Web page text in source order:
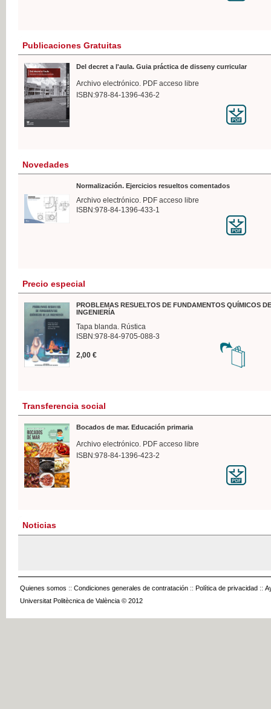
Publicaciones Gratuitas
Del decret a l'aula. Guia práctica de disseny curricular
Archivo electrónico. PDF acceso libre
ISBN:978-84-1396-436-2
Novedades
Normalización. Ejercicios resueltos comentados
Archivo electrónico. PDF acceso libre
ISBN:978-84-1396-433-1
Precio especial
PROBLEMAS RESUELTOS DE FUNDAMENTOS QUÍMICOS
INGENIERÍA
Tapa blanda. Rústica
ISBN:978-84-9705-088-3
2,00 €
Transferencia social
Bocados de mar. Educación primaria
Archivo electrónico. PDF acceso libre
ISBN:978-84-1396-423-2
Noticias
Quienes somos :: Condiciones generales de contratación :: Política de privacidad ::
Universitat Politècnica de València © 2012